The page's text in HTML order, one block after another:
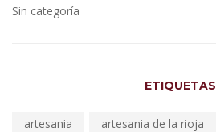
Sin categoría
ETIQUETAS
artesania artesania de la rioja